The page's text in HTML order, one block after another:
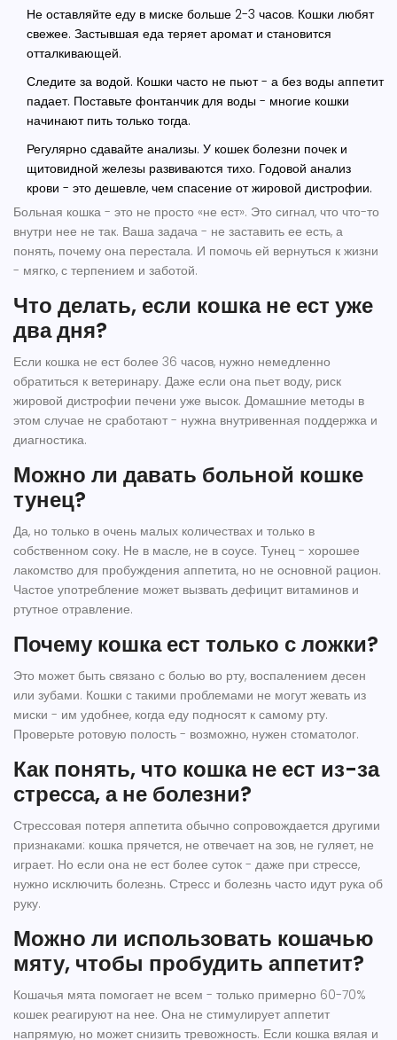
Не оставляйте еду в миске больше 2-3 часов. Кошки любят
свежее. Застывшая еда теряет аромат и становится
отталкивающей.
Следите за водой. Кошки часто не пьют - а без воды аппетит
падает. Поставьте фонтанчик для воды - многие кошки
начинают пить только тогда.
Регулярно сдавайте анализы. У кошек болезни почек и
щитовидной железы развиваются тихо. Годовой анализ
крови - это дешевле, чем спасение от жировой дистрофии.
Больная кошка - это не просто «не ест». Это сигнал, что что-то
внутри нее не так. Ваша задача - не заставить ее есть, а
понять, почему она перестала. И помочь ей вернуться к жизни
- мягко, с терпением и заботой.
Что делать, если кошка не ест уже
два дня?
Если кошка не ест более 36 часов, нужно немедленно
обратиться к ветеринару. Даже если она пьет воду, риск
жировой дистрофии печени уже высок. Домашние методы в
этом случае не сработают - нужна внутривенная поддержка и
диагностика.
Можно ли давать больной кошке
тунец?
Да, но только в очень малых количествах и только в
собственном соку. Не в масле, не в соусе. Тунец - хорошее
лакомство для пробуждения аппетита, но не основной рацион.
Частое употребление может вызвать дефицит витаминов и
ртутное отравление.
Почему кошка ест только с ложки?
Это может быть связано с болью во рту, воспалением десен
или зубами. Кошки с такими проблемами не могут жевать из
миски - им удобнее, когда еду подносят к самому рту.
Проверьте ротовую полость - возможно, нужен стоматолог.
Как понять, что кошка не ест из-за
стресса, а не болезни?
Стрессовая потеря аппетита обычно сопровождается другими
признаками: кошка прячется, не отвечает на зов, не гуляет, не
играет. Но если она не ест более суток - даже при стрессе,
нужно исключить болезнь. Стресс и болезнь часто идут рука об
руку.
Можно ли использовать кошачью
мяту, чтобы пробудить аппетит?
Кошачья мята помогает не всем - только примерно 60-70%
кошек реагируют на нее. Она не стимулирует аппетит
напрямую, но может снизить тревожность. Если кошка вялая и